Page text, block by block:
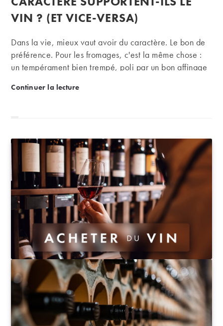
VIN ? (ET VICE-VERSA)
Dans la vie, mieux vaut avoir du caractère. Le bon de
préférence. Pour les fromages, c'est la même chose :
un tempérament bien trempé, poli par un bon affinage
gastronomes. Or avec leur goût puissant, leur croûte
prendre le pas sur le vin et le faire passer à l'as, voire
le détruire complètement.
Continuer la lectureAccords : les fromages de caractère supportent-ils